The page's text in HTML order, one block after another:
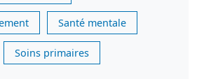
Santé mentale
Soins primaires